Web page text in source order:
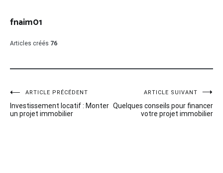
fnaim01
Articles créés 76
Navigation
de
ARTICLE PRÉCÉDENT
Investissement locatif : Monter
un projet immobilier
ARTICLE SUIVANT
Quelques conseils pour financer
votre projet immobilier